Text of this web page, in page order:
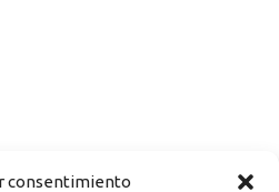
consentimiento